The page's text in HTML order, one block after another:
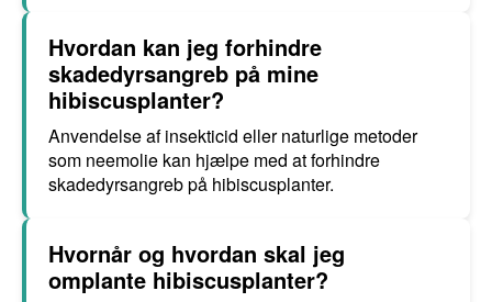
Hvordan kan jeg forhindre
skadedyrsangreb på mine
hibiscusplanter?
Anvendelse af insekticid eller naturlige metoder
som neemolie kan hjælpe med at forhindre
skadedyrsangreb på hibiscusplanter.
Hvornår og hvordan skal jeg
omplante hibiscusplanter?